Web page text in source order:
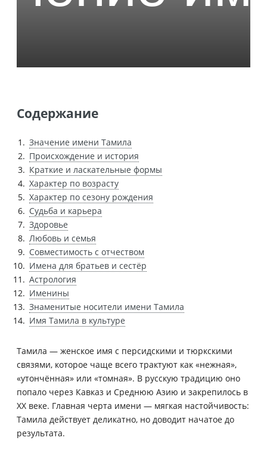
Содержание
Значение имени Тамила
Происхождение и история
Краткие и ласкательные формы
Характер по возрасту
Характер по сезону рождения
Судьба и карьера
Здоровье
Любовь и семья
Совместимость с отчеством
Имена для братьев и сестёр
Астрология
Именины
Знаменитые носители имени Тамила
Имя Тамила в культуре
Тамила — женское имя с персидскими и тюркскими
связями, которое чаще всего трактуют как «нежная»,
«утончённая» или «томная». В русскую традицию оно
попало через Кавказ и Среднюю Азию и закрепилось в
XX веке. Главная черта имени — мягкая настойчивость:
Тамила действует деликатно, но доводит начатое до
результата.